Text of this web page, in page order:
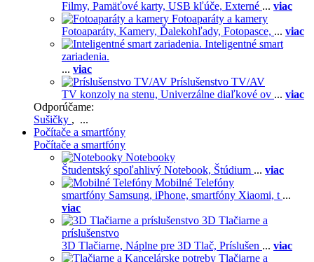
Filmy, Pamäťové karty, USB kľúče, Externé ... viac
Fotoaparáty a kamery
Fotoaparáty, Kamery, Ďalekohľady, Fotopasce, ... viac
Inteligentné smart
zariadenia.
... viac
Príslušenstvo TV/AV
TV konzoly na stenu, Univerzálne diaľkové ov ... viac
Odporúčame:
Sušičky , ...
Počítače a smartfóny
Počítače a smartfóny
Notebooky
Študentský spoľahlivý Notebook, Štúdium ... viac
Mobilné Telefóny
smartfóny Samsung, iPhone, smartfóny Xiaomi, t ...
viac
3D Tlačiarne a
príslušenstvo
3D Tlačiarne, Náplne pre 3D Tlač, Príslušen ... viac
Tlačiarne a